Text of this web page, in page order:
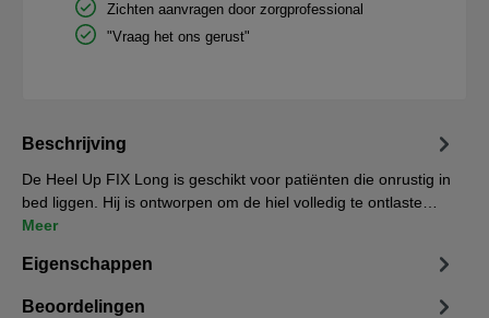
Zichten aanvragen door zorgprofessional
"Vraag het ons gerust"
Beschrijving
De Heel Up FIX Long is geschikt voor patiënten die onrustig in
bed liggen. Hij is ontworpen om de hiel volledig te ontlaste…
Meer
Eigenschappen
Beoordelingen